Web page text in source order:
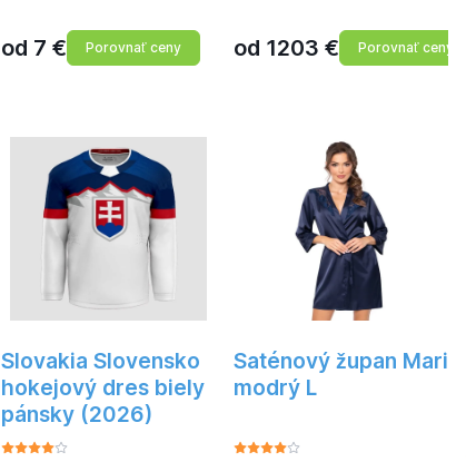
od 7 € Porovnať ceny od 1203 € Porovnať ceny
Slovakia Slovensko
hokejový dres biely
pánsky (2026)
Saténový župan Mari
modrý L